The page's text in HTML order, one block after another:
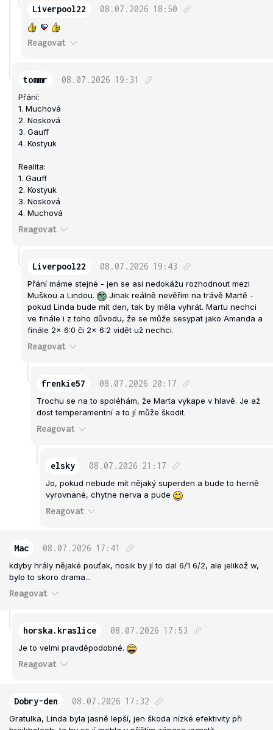
Liverpool22 08.07.2026 18:50
Reagovat
tommr 08.07.2026 19:31
Přání:
1. Muchová
2. Nosková
3. Gauff
4. Kostyuk
Realita:
1. Gauff
2. Kostyuk
3. Nosková
4. Muchová
Reagovat
Liverpool22 08.07.2026 19:43
Přání máme stejné - jen se asi nedokážu rozhodnout mezi
Muškou a Lindou.
Jinak reálně nevěřím na trávě Martě -
pokud Linda bude mít den, tak by měla vyhrát. Martu nechci
ve finále i z toho důvodu, že se může sesypat jako Amanda a
finále 2x 6:0 či 2x 6:2 vidět už nechci.
Reagovat
frenkie57 08.07.2026 20:17
Trochu se na to spoléhám, že Marta vykape v hlavě. Je až
dost temperamentní a to jí může škodit.
Reagovat
elsky 08.07.2026 21:17
Jo, pokud nebude mít nějaký superden a bude to herně
vyrovnané, chytne nerva a pude
Reagovat
Mac 08.07.2026 17:41
kdyby hrály nějaké pouťak, nosik by jí to dal 6/1 6/2, ale jelikož w,
bylo to skoro drama...
Reagovat
horska.kraslice 08.07.2026 17:53
Je to velmi pravděpodobné.
Reagovat
Dobry-den 08.07.2026 17:32
Gratulka, Linda byla jasně lepší, jen škoda nízké efektivity při